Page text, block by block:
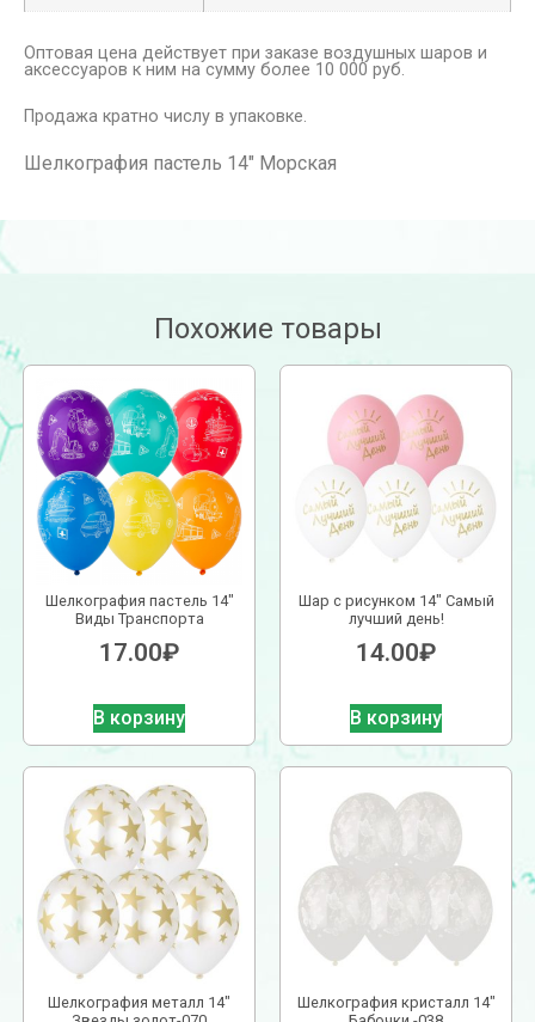
Оптовая цена действует при заказе воздушных шаров и
аксессуаров к ним на сумму более 10 000 руб.
Продажа кратно числу в упаковке.
Шелкография пастель 14″ Морская
Похожие товары
Шелкография пастель 14″
Виды Транспорта
17.00₽
В корзину
Шар с рисунком 14″ Самый
лучший день!
14.00₽
В корзину
Шелкография металл 14″
Шелкография кристалл 14″